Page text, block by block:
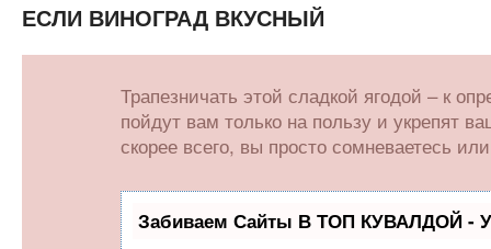
ЕСЛИ ВИНОГРАД ВКУСНЫЙ
Трапезничать этой сладкой ягодой – к
пойдут вам только на пользу и укрепят
скорее всего, вы просто сомневаетесь
Забиваем Сайты В ТОП КУВАЛДОЙ -